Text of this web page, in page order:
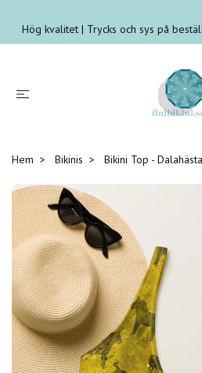
Hög kvalitet | Trycks och sys på
Hem Bikinis Bikini Top -